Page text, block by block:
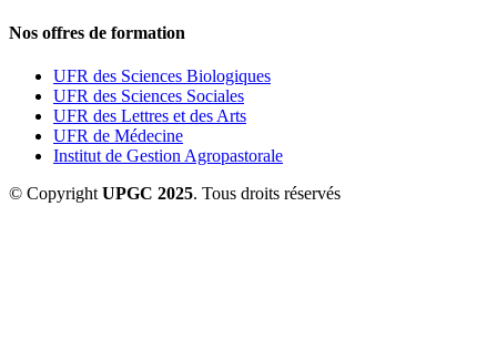
Nos offres de formation
UFR des Sciences Biologiques
UFR des Sciences Sociales
UFR des Lettres et des Arts
UFR de Médecine
Institut de Gestion Agropastorale
© Copyright UPGC 2025. Tous droits réservés